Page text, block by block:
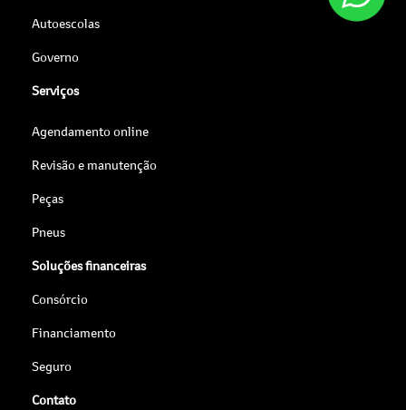
Autoescolas
Governo
Serviços
Agendamento online
Revisão e manutenção
Peças
Pneus
Soluções financeiras
Consórcio
Financiamento
Seguro
Contato